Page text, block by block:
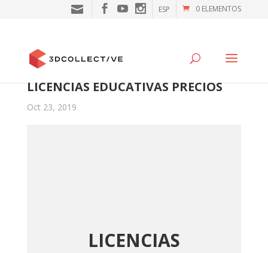
0 ELEMENTOS
ESP
LICENCIAS EDUCATIVAS PRECIOS
Oct 23, 2019
LICENCIAS